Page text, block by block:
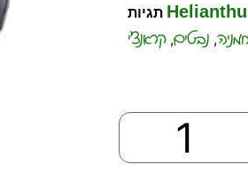
חמניה, נבטים,קראנצ'י